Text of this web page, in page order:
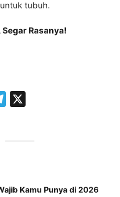
tubuh.
Rasanya!
T
Kamu Punya di 2026